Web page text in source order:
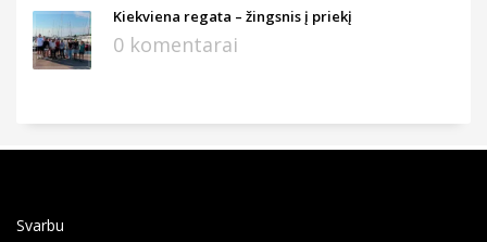
Kiekviena regata – žingsnis į priekį
0 komentarai
Svarbu